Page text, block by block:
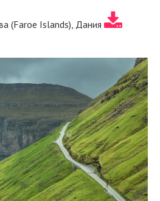
(Faroe Islands), Дания